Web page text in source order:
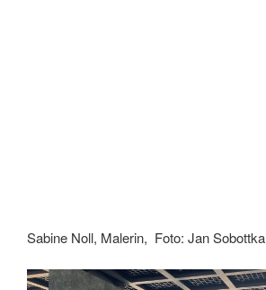
Sabine Noll, Malerin, Foto: Jan Sobottka